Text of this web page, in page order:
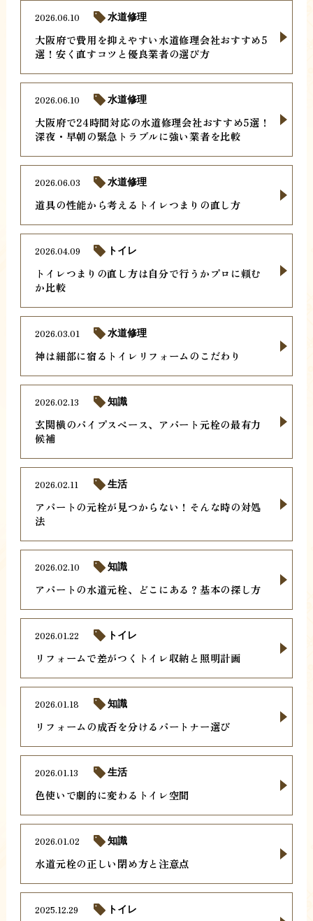
大阪府で費用を抑えやすい水道修理会社おすすめ5
選！安く直すコツと優良業者の選び方
2026.06.10 水道修理
大阪府で24時間対応の水道修理会社おすすめ5選！
深夜・早朝の緊急トラブルに強い業者を比較
2026.06.10 水道修理
道具の性能から考えるトイレつまりの直し方
2026.06.03 水道修理
トイレつまりの直し方は自分で行うかプロに頼む
か比較
2026.04.09 トイレ
神は細部に宿るトイレリフォームのこだわり
2026.03.01 水道修理
玄関横のパイプスペース、アパート元栓の最有力
候補
2026.02.13 知識
アパートの元栓が見つからない！そんな時の対処
法
2026.02.11 生活
アパートの水道元栓、どこにある？基本の探し方
2026.02.10 知識
リフォームで差がつくトイレ収納と照明計画
2026.01.22 トイレ
リフォームの成否を分けるパートナー選び
2026.01.18 知識
色使いで劇的に変わるトイレ空間
2026.01.13 生活
水道元栓の正しい閉め方と注意点
2026.01.02 知識
2025.12.29 トイレ